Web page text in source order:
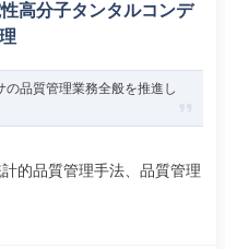
高分子タンタルコンデ
品質管理業務全般を推進し
的品質管理手法、品質管理